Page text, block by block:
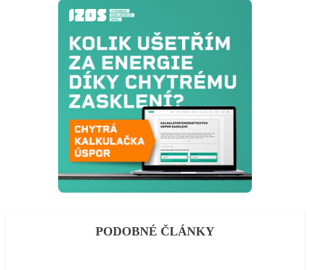
PODOBNÉ ČLÁNKY